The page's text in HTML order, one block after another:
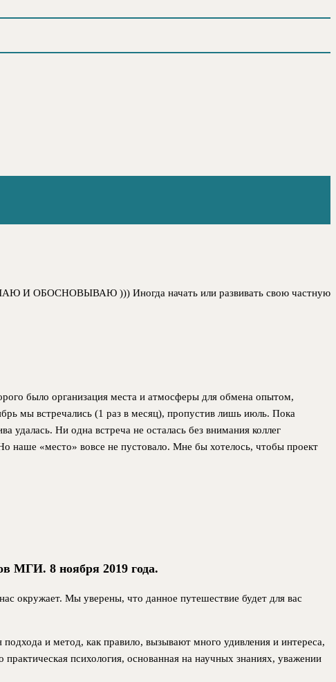
И ОБОСНОВЫВАЮ ))) Иногда начать или развивать свою частную
было организация места и атмосферы для обмена опытом,
мы встречались (1 раз в месяц), пропустив лишь июль. Пока
Ни одна встреча не осталась без внимания коллег
наше «место» вовсе не пустовало. Мне бы хотелось, чтобы проект
МГИ. 8 ноября 2019 года.
окружает. Мы уверены, что данное путешествие будет для вас
и метод, как правило, вызывают много удивления и интереса,
психология, основанная на научных знаниях, уважении